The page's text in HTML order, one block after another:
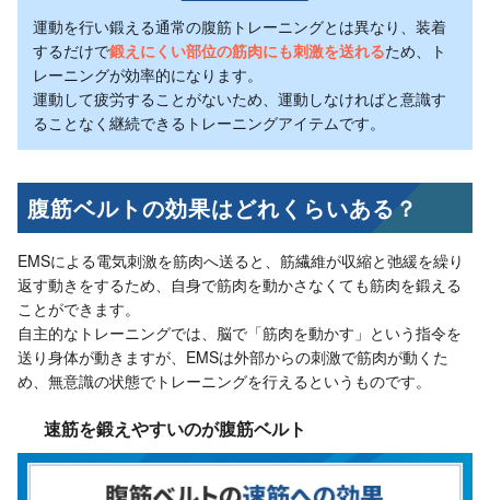
運動を行い鍛える通常の腹筋トレーニングとは異なり、装着
するだけで鍛えにくい部位の筋肉にも刺激を送れるため、ト
レーニングが効率的になります。
運動して疲労することがないため、運動しなければと意識す
ることなく継続できるトレーニングアイテムです。
腹筋ベルトの効果はどれくらいある？
EMSによる電気刺激を筋肉へ送ると、筋繊維が収縮と弛緩を繰り
返す動きをするため、自身で筋肉を動かさなくても筋肉を鍛える
ことができます。
自主的なトレーニングでは、脳で「筋肉を動かす」という指令を
送り身体が動きますが、EMSは外部からの刺激で筋肉が動くた
め、無意識の状態でトレーニングを行えるというものです。
速筋を鍛えやすいのが腹筋ベルト